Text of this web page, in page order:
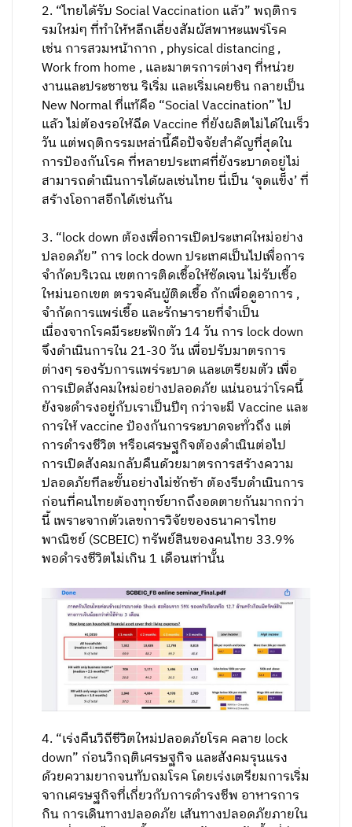
2. “ไทยได้รับ Social Vaccination แล้ว” พฤติกร
รมใหม่ๆ ที่ทำให้หลีกเลี่ยงสัมผัสพาหะแพร่โรค
เช่น การสวมหน้ากาก , physical distancing ,
Work from home , และมาตรการต่างๆ ที่หน่วย
งานและประชาชน ริเริ่ม และเริ่มเคยชิน กลายเป็น
New Normal ที่แท้คือ “Social Vaccination” ไป
แล้ว ไม่ต้องรอให้ฉีด Vaccine ที่ยังผลิตไม่ได้ในเร็ว
วัน แต่พฤติกรรมเหล่านี้คือปัจจัยสำคัญที่สุดใน
การป้องกันโรค ที่หลายประเทศที่ยังระบาดอยู่ไม่
สามารถดำเนินการได้ผลเช่นไทย นี่เป็น ‘จุดแข็ง’ ที่
สร้างโอกาสอีกได้เช่นกัน
3. “lock down ต้องเพื่อการเปิดประเทศใหม่อย่าง
ปลอดภัย” การ lock down ประเทศเป็นไปเพื่อการ
จำกัดบริเวณ เขตการติดเชื้อให้ชัดเจน ไม่รับเชื้อ
ใหม่นอกเขต ตรวจค้นผู้ติดเชื้อ กักเพื่อดูอาการ ,
จำกัดการแพร่เชื้อ และรักษารายที่จำเป็น
เนื่องจากโรคมีระยะฟักตัว 14 วัน การ lock down
จึงดำเนินการใน 21-30 วัน เพื่อปรับมาตรการ
ต่างๆ รองรับการแพร่ระบาด และเตรียมตัว เพื่อ
การเปิดสังคมใหม่อย่างปลอดภัย แน่นอนว่าโรคนี้
ยังจะดำรงอยู่กับเราเป็นปีๆ กว่าจะมี Vaccine และ
การให้ vaccine ป้องกันการระบาดจะทั่วถึง แต่
การดำรงชีวิต หรือเศรษฐกิจต้องดำเนินต่อไป
การเปิดสังคมกลับคืนด้วยมาตรการสร้างความ
ปลอดภัยทีละขั้นอย่างไม่ชักช้า ต้องรีบดำเนินการ
ก่อนที่คนไทยต้องทุกข์ยากถึงอดตายกันมากกว่า
นี้ เพราะจากตัวเลขการวิจัยของธนาคารไทย
พาณิชย์ (SCBEIC) ทรัพย์สินของคนไทย 33.9%
พอดำรงชีวิตไม่เกิน 1 เดือนเท่านั้น
4. “เร่งคืนวิถีชีวิตใหม่ปลอดภัยโรค คลาย lock
down” ก่อนวิกฤติเศรษฐกิจ และสังคมรุนแรง
ด้วยความยากจนทับถมโรค โดยเร่งเตรียมการเริ่ม
จากเศรษฐกิจที่เกี่ยวกับการดำรงชีพ อาหารการ
กิน การเดินทางปลอดภัย เส้นทางปลอดภัยภายใน